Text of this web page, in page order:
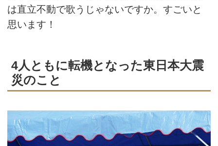
は直立不動で歌うじゃないですか。すごいと
思います！
4人ともに転機となった東日本大震
災のこと